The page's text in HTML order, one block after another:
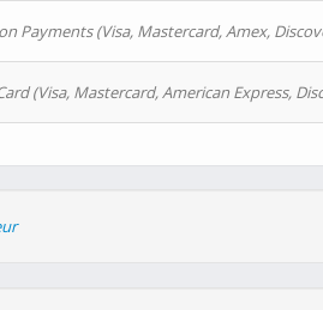
Payments (Visa, Mastercard, Amex,
(Visa, Mastercard, American Express,